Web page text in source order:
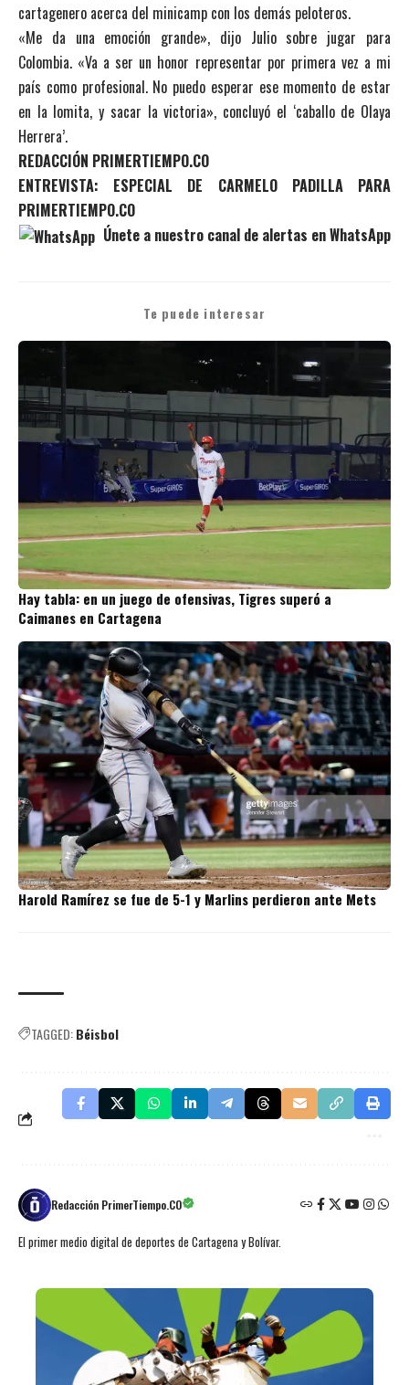
cartagenero acerca del minicamp con los demás peloteros.
«Me da una emoción grande», dijo Julio sobre jugar para
Colombia. «Va a ser un honor representar por primera vez a mi
país como profesional. No puedo esperar ese momento de estar
en la lomita, y sacar la victoria», concluyó el ‘caballo de Olaya
Herrera’.
REDACCIÓN PRIMERTIEMPO.CO
ENTREVISTA: ESPECIAL DE CARMELO PADILLA PARA
PRIMERTIEMPO.CO
Únete a nuestro canal de alertas en WhatsApp
Te puede interesar
Hay tabla: en un juego de ofensivas, Tigres superó a
Caimanes en Cartagena
Harold Ramírez se fue de 5-1 y Marlins perdieron ante Mets
TAGGED:Béisbol
Redacción PrimerTiempo.CO
El primer medio digital de deportes de Cartagena y Bolívar.